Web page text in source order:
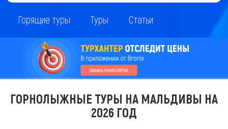
Горящие туры Туры Статьи
ГОРНОЛЫЖНЫЕ ТУРЫ НА МАЛЬДИВЫ НА
2026 ГОД